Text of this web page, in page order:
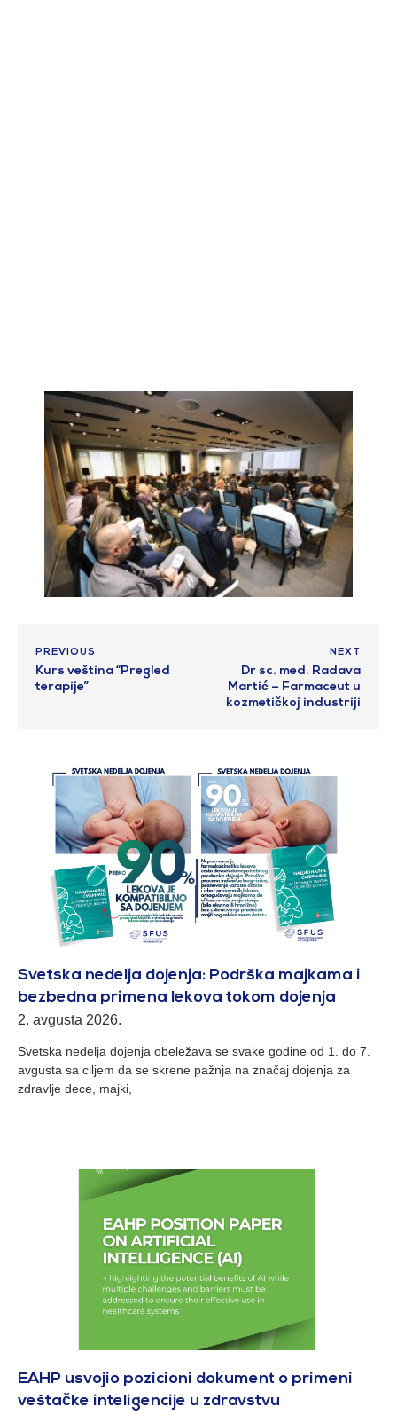
PREVIOUS
Kurs veština “Pregled
terapije”
NEXT
Dr sc. med. Radava
Martić – Farmaceut u
kozmetičkoj industriji
Svetska nedelja dojenja: Podrška majkama i
bezbedna primena lekova tokom dojenja
2. avgusta 2026.
Svetska nedelja dojenja obeležava se svake godine od 1. do 7.
avgusta sa ciljem da se skrene pažnja na značaj dojenja za
zdravlje dece, majki,
EAHP usvojio pozicioni dokument o primeni
veštačke inteligencije u zdravstvu